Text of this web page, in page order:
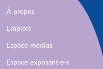
À propos
Emplois
Espace médias
Espace exposant·e⋅s